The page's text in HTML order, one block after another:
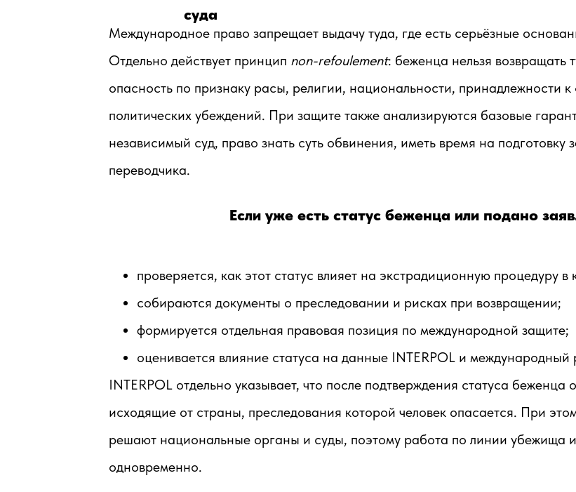
Международное право запрещает выдачу туда, где есть серьёзные
Отдельно действует принцип non-refoulement: беженца нельзя возвращать
опасность по признаку расы, религии, национальности, принадлежности
политических убеждений. При защите также анализируются базовые
независимый суд, право знать суть обвинения, иметь время на
переводчика.
проверяется, как этот статус влияет на экстрадиционную процедуру в
собираются документы о преследовании и рисках при возвращении;
формируется отдельная правовая позиция по международной защите;
оценивается влияние статуса на данные INTERPOL и международный
INTERPOL отдельно указывает, что после подтверждения статуса
исходящие от страны, преследования которой человек опасается. При
решают национальные органы и суды, поэтому работа по линии убежища
одновременно.
Если уже есть статус беженца или подано
суда